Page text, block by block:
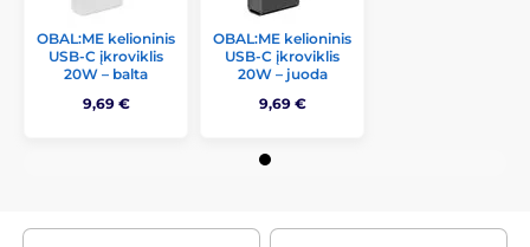
OBAL:ME kelioninis
USB-C įkroviklis
20W – balta
9,69 €
OBAL:ME kelioninis
USB-C įkroviklis
20W – juoda
9,69 €